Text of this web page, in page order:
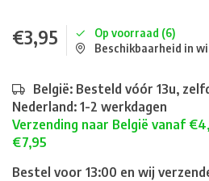
€3,95
Op voorraad (6)
Beschikbaarheid in
België: Besteld vóór 13u,
Nederland: 1-2 werkdagen
Verzending naar België vanaf
€7,95
Bestel voor 13:00 en wij